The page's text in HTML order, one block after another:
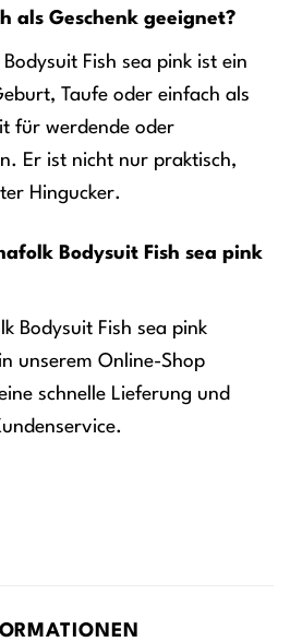
als Geschenk geeignet?
Fish sea pink ist ein
Taufe oder einfach als
für werdende oder
Er ist nicht nur praktisch,
Hingucker.
Bodysuit Fish sea pink
Bodysuit Fish sea pink
unserem Online-Shop
schnelle Lieferung und